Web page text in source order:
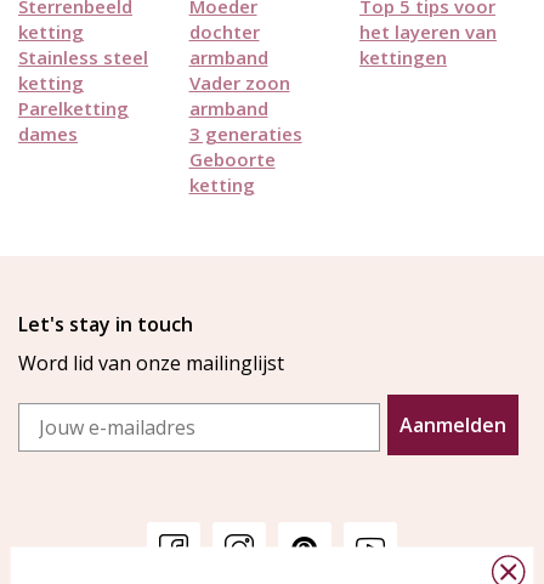
Sterrenbeeld
ketting
Stainless steel
ketting
Parelketting
dames
Moeder
dochter
armband
Vader zoon
armband
3 generaties
Geboorte
ketting
Top 5 tips voor
het layeren van
kettingen
Let's stay in touch
Word lid van onze mailinglijst
Email
Aanmelden